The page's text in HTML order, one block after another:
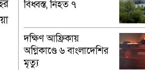
বিধ্বস্ত, নিহত ৭
দক্ষিণ আফ্রিকায়
অগ্নিকাণ্ডে ৬ বাংলাদেশির
মৃত্যু